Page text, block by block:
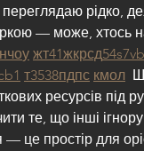
рідко,
— може, хтось
чоу жт41жкрсд54s7vb
т3538пдпс кмол
ресурсів під
те, що інші
це простір для